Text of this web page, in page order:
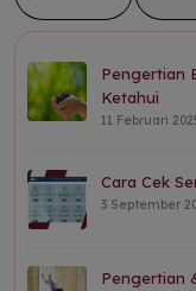
Pengertian
Ketahui
11 Februari
Cara Cek
3 September
Pengertian